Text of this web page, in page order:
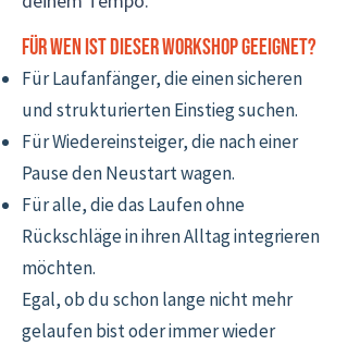
Für wen ist dieser Workshop geeignet?
Für Laufanfänger, die einen sicheren
und strukturierten Einstieg suchen.
Für Wiedereinsteiger, die nach einer
Pause den Neustart wagen.
Für alle, die das Laufen ohne
Rückschläge in ihren Alltag integrieren
möchten.
Egal, ob du schon lange nicht mehr
gelaufen bist oder immer wieder